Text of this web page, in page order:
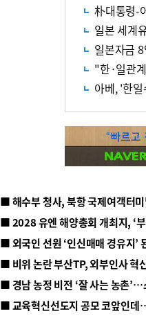
朴대통령-
일본 세계
일본자금
"한·일관
아베, '한
■ 해수부 청사, 북항 국제여객터
■ 2028 유엔 해양총회 개최지, ‘
■ 외국인 선원 ‘인신매매 경유지’
■ 비위 논란 부산TP, 외부인사 혁